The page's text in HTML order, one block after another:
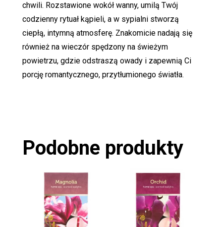
chwili. Rozstawione wokół wanny, umilą Twój
codzienny rytuał kąpieli, a w sypialni stworzą
ciepłą, intymną atmosferę. Znakomicie nadają się
również na wieczór spędzony na świeżym
powietrzu, gdzie odstraszą owady i zapewnią Ci
porcję romantycznego, przytłumionego światła.
Podobne produkty